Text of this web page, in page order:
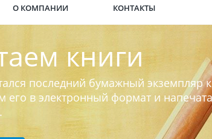
О КОМПАНИИ КОНТАКТЫ
книги
последний бумажный экземпляр
его в электронный формат и